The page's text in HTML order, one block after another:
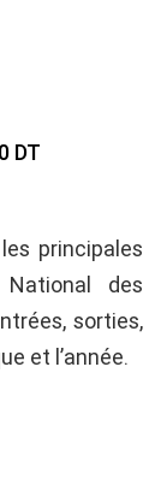
DT
principales
des
sorties,
et l’année.